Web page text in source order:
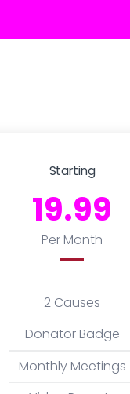
Starting
19.99
Per Month
2 Causes
Donator Badge
Monthly Meetings